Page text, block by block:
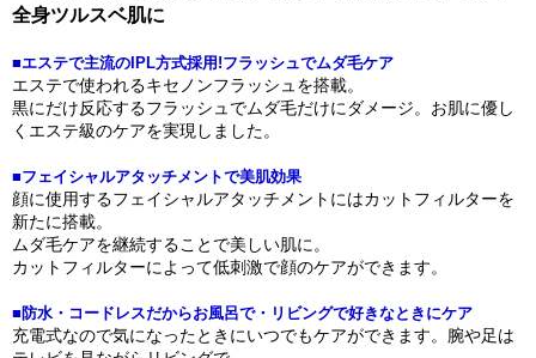
全身ツルスベ肌に
■エステで主流のIPL方式採用!フラッシュでムダ毛ケア
エステで使われるキセノンフラッシュを搭載。
黒にだけ反応するフラッシュでムダ毛だけにダメージ。お肌に優し
くエステ級のケアを実現しました。
■フェイシャルアタッチメントで美肌効果
顔に使用するフェイシャルアタッチメントにはカットフィルターを
新たに搭載。
ムダ毛ケアを継続することで美しい肌に。
カットフィルターによって低刺激で顔のケアができます。
■防水・コードレスだからお風呂で・リビングで好きなときにケア
充電式なので気になったときにいつでもケアができます。腕や足は